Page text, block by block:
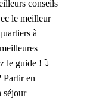
conseils
le meilleur
à
le guide ! ⤵️
Partir en
séjour